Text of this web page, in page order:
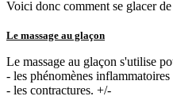
Voici donc comment se glacer
Le massage au glaçon
Le massage au glaçon s'utilise
- les phénomènes
- les contractures. +/-